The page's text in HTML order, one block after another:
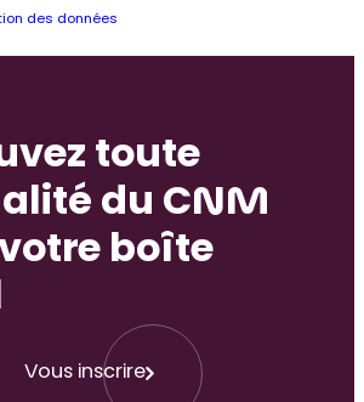
des données
toute
du CNM
boîte
Vous inscrire